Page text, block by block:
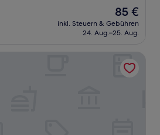
Der
Preis
beträgt
85 €
inkl. Steuern & Gebühren
24. Aug.–25. Aug.